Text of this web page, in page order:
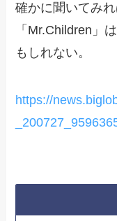
確かに聞いてみ
「Mr.Children」
もしれない。
https://